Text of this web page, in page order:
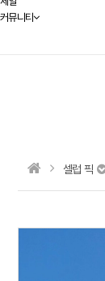
커뮤니티
셀럽 픽